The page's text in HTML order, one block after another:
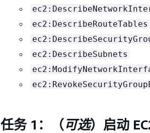
ec2:DescribeRouteTables
ec2:DescribeSubnets
任务 1：（可选）启动